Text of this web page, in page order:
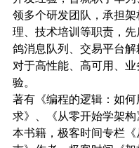
领多个研发团队，承担
理、技术培训等职责，
鸽消息队列、交易平台
对于高性能、高可用、
验。
著有《编程的逻辑：如
求》、《从零开始学架
本书籍，极客时间专栏